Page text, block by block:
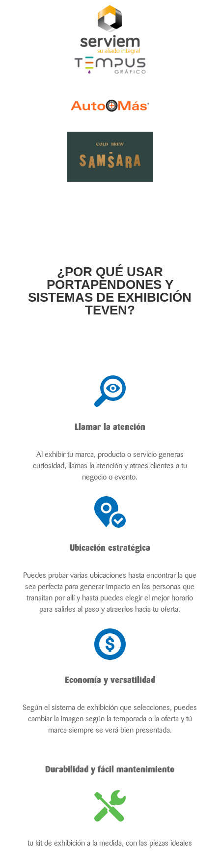
¿POR QUÉ USAR
PORTAPENDONES Y
SISTEMAS DE EXHIBICIÓN
TEVEN?
Llamar la atención
Al exhibir tu marca, producto o servicio generas
curiosidad, llamas la atención y atraes clientes a tu
negocio o evento.
Ubicación estratégica
Puedes probar varias ubicaciones hasta encontrar la que
sea perfecta para generar impacto en las personas que
transitan por allí y hasta puedes elegir el mejor horario
para salirles al paso y atraerlos hacia tu oferta.
Economía y versatilidad
Según el sistema de exhibición que selecciones, puedes
cambiar la imagen según la temporada o la oferta y tú
marca siempre se verá bien presentada.
Durabilidad y fácil mantenimiento
tu kit de exhibición a la medida, con las piezas ideales